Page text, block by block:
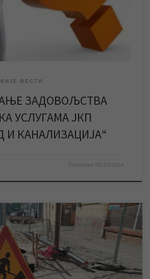
а радници предузећа анкетираће
становања. У периоду од 03.
ВЕСТИ
ЗАДОВОЉСТВА
УСЛУГАМА ЈКП
И КАНАЛИЗАЦИЈА“
Published 05/12/2024
радова на водоводној мрежи, у
биће за саобраћај затворен део
у строгом центру града. ЈКП
Зрењанин ће у среду 4. децембра